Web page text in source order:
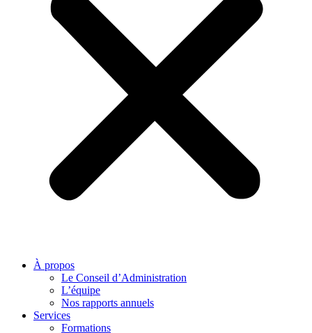
À propos
Le Conseil d’Administration
L’équipe
Nos rapports annuels
Services
Formations